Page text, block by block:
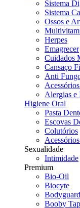
Sistema
Sistema
Ossos e
Herpes
Emagrecer
Cuidados
Cansaço
Anti
Alergias e
Higiene Oral
Pasta
Escovas
Colutórios
Sexualidade
Intimidade
Premium
Bio-Oil
Biocyte
Bodyguard
Booby